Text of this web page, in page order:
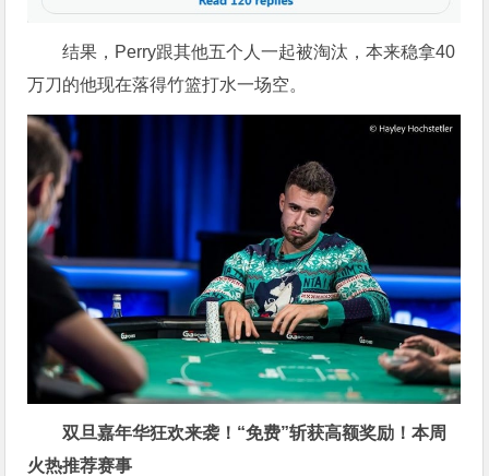
结果，Perry跟其他五个人一起被淘汰，本来稳拿40
万刀的他现在落得竹篮打水一场空。
双旦嘉年华狂欢来袭！“免费”斩获高额奖励！本周
火热推荐赛事